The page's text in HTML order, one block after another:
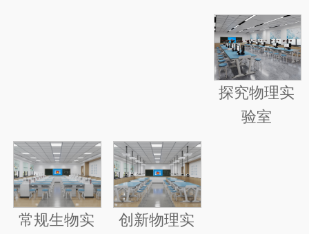
探究物理实
验室
常规生物实
创新物理实